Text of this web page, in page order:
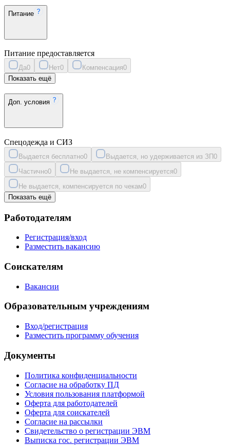
Питание
Питание предоставляется
Да0 Нет0 Компенсация0
Показать ещё
Доп. условия
Спецодежда и СИЗ
Выдается бесплатно0 Выдается, но удерживается из ЗП0
Частично0 Не выдается, не компенсируется0
Не выдается, компенсируется по чекам0
Показать ещё
Работодателям
Регистрация/вход
Разместить вакансию
Соискателям
Вакансии
Образовательным учреждениям
Вход/регистрация
Разместить программу обучения
Документы
Политика конфиденциальности
Согласие на обработку ПД
Условия пользования платформой
Оферта для работодателей
Оферта для соискателей
Согласие на рассылки
Свидетельство о регистрации ЭВМ
Выписка гос. регистрации ЭВМ